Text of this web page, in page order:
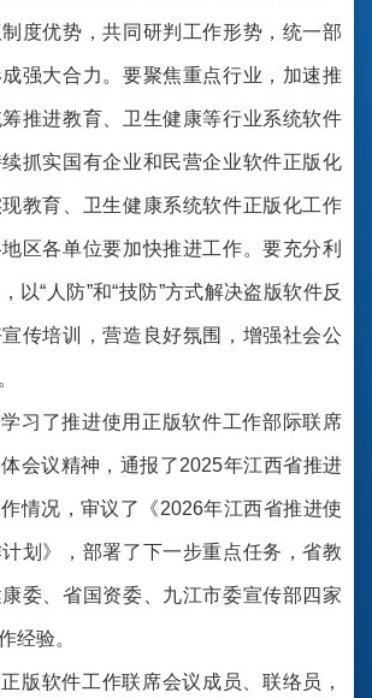
度优势，共同研判工作形势，统一部
强大合力。要聚焦重点行业，加速推
推进教育、卫生健康等行业系统软件
抓实国有企业和民营企业软件正版化
教育、卫生健康系统软件正版化工作
区各单位要加快推进工作。要充分利
以“人防”和“技防”方式解决盗版软件反
传培训，营造良好氛围，增强社会公
习了推进使用正版软件工作部际联席
会议精神，通报了2025年江西省推进
情况，审议了《2026年江西省推进使
划》，部署了下一步重点任务，省教
委、省国资委、九江市委宣传部四家
经验。
版软件工作联席会议成员、联络员，